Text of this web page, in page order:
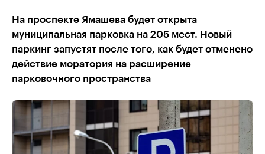
На проспекте Ямашева будет открыта
муниципальная парковка на 205 мест. Новый
паркинг запустят после того, как будет отменено
действие моратория на расширение
парковочного пространства